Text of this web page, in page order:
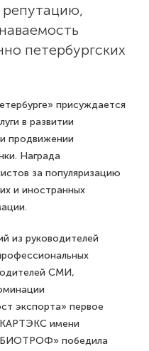
петербургских
присуждается
в развитии
продвижении
Награда
за популяризацию
и иностранных
из руководителей
СМИ,
экспорта» первое
КАРТЭКС имени
победила